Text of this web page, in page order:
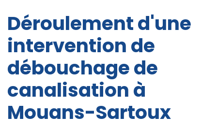
Déroulement d'une
intervention de
débouchage de
canalisation à
Mouans-Sartoux